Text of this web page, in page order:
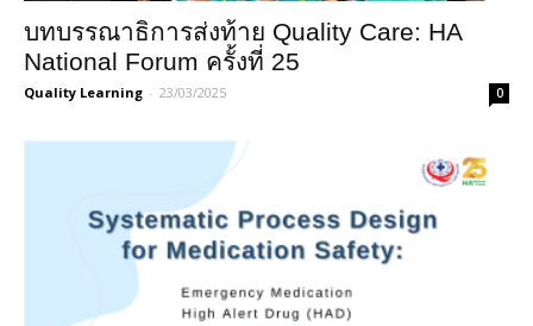
บทบรรณาธิการส่งท้าย Quality Care: HA
National Forum ครั้งที่ 25
Quality Learning - 23/03/2025 0